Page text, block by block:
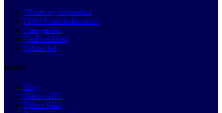
*Priser og besparelser
FDM Værkstedskontrol
3 års garanti
Find værksted
Bilmærker
Bilråd
Blog
Bilens ABC
Bilens Wiki